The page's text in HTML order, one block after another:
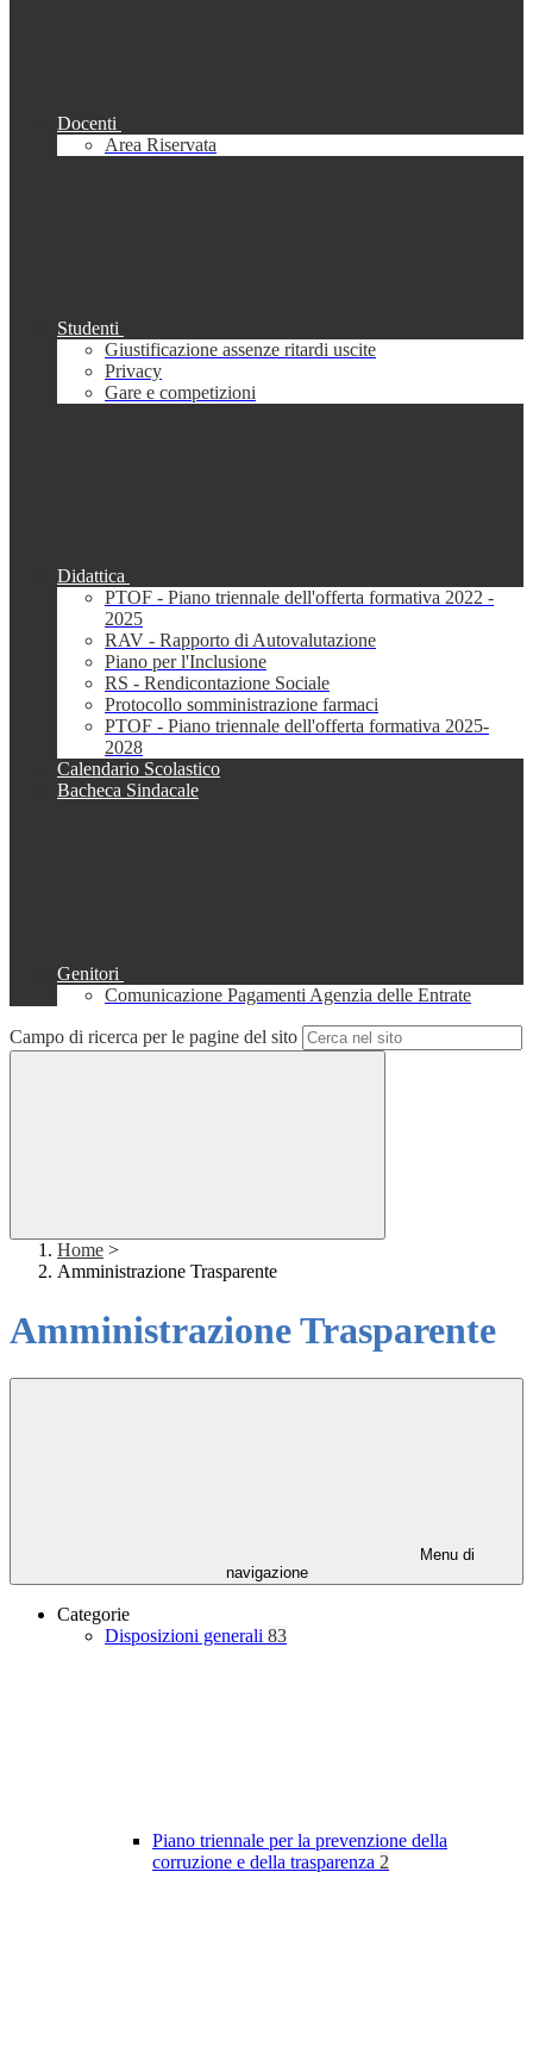
Docenti
Area Riservata
Studenti
Giustificazione assenze ritardi uscite
Privacy
Gare e competizioni
Didattica
PTOF - Piano triennale dell'offerta formativa 2022 -
2025
RAV - Rapporto di Autovalutazione
Piano per l'Inclusione
RS - Rendicontazione Sociale
Protocollo somministrazione farmaci
PTOF - Piano triennale dell'offerta formativa 2025-
2028
Calendario Scolastico
Bacheca Sindacale
Genitori
Comunicazione Pagamenti Agenzia delle Entrate
Campo di ricerca per le pagine del sito
Home >
Amministrazione Trasparente
Amministrazione Trasparente
Menu di
navigazione
Categorie
Disposizioni generali 83
Piano triennale per la prevenzione della
corruzione e della trasparenza 2